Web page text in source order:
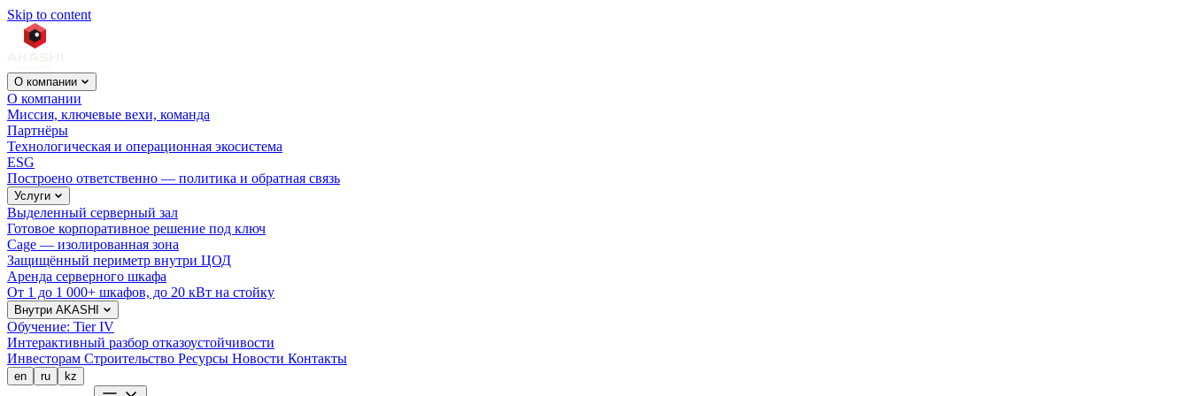
Skip to content
О компании
О компании
Миссия, ключевые вехи, команда
Партнёры
Технологическая и операционная экосистема
ESG
Построено ответственно — политика и обратная связь
Услуги
Выделенный серверный зал
Готовое корпоративное решение под ключ
Cage — изолированная зона
Защищённый периметр внутри ЦОД
Аренда серверного шкафа
От 1 до 1 000+ шкафов, до 20 кВт на стойку
Внутри AKASHI
Обучение: Tier IV
Интерактивный разбор отказоустойчивости
Инвесторам Строительство Ресурсы Новости Контакты
en ru kz